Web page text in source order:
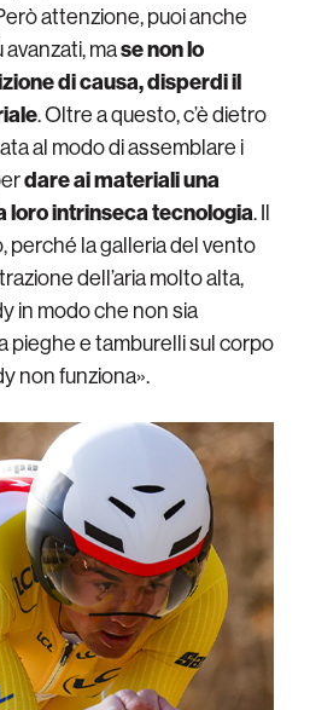
attenzione, puoi anche
avanzati, mase non lo
di causa, disperdi il
. Oltre a questo, c’è dietro
al modo di assemblare i
dare ai materiali una
loro intrinseca tecnologia. Il
perché la galleria del vento
dell’aria molto alta,
in modo che non sia
pieghe e tamburelli sul corpo
non funziona».